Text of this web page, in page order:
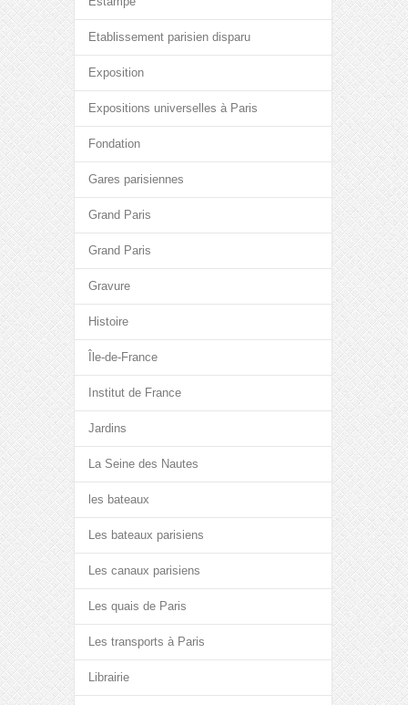
Etablissement parisien disparu
Exposition
Expositions universelles à Paris
Fondation
Gares parisiennes
Grand Paris
Grand Paris
Gravure
Histoire
Île-de-France
Institut de France
Jardins
La Seine des Nautes
les bateaux
Les bateaux parisiens
Les canaux parisiens
Les quais de Paris
Les transports à Paris
Librairie